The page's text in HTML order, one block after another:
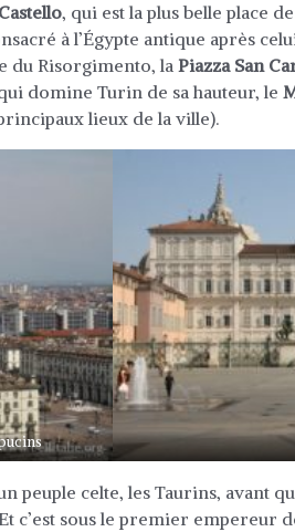
, qui est la plus belle place
à l’Égypte antique après
du Risorgimento, la Piazza San
domine Turin de sa hauteur, le
lieux de la ville).
celte, les Taurins, avant
c’est sous le premier empereur